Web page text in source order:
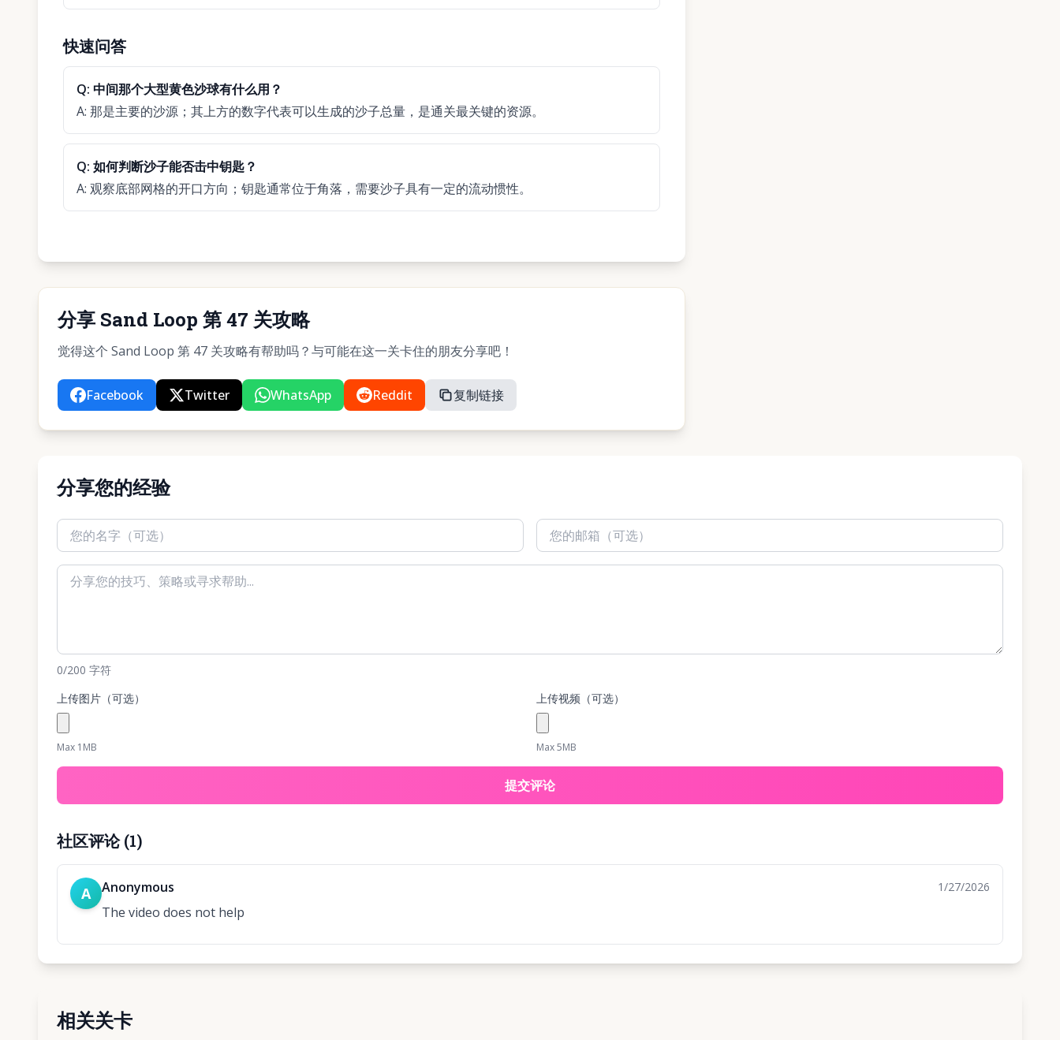
快速问答
Q: 中间那个大型黄色沙球有什么用？
A: 那是主要的沙源；其上方的数字代表可以生成的沙子总量，是通关最关键的资源。
Q: 如何判断沙子能否击中钥匙？
A: 观察底部网格的开口方向；钥匙通常位于角落，需要沙子具有一定的流动惯性。
分享 Sand Loop 第 47 关攻略
觉得这个 Sand Loop 第 47 关攻略有帮助吗？与可能在这一关卡住的朋友分享吧！
Facebook Twitter WhatsApp Reddit 复制链接
分享您的经验
0/200 字符
上传图片（可选）
Max 1MB
上传视频（可选）
Max 5MB
提交评论
社区评论(1)
A Anonymous 1/27/2026
The video does not help
相关关卡